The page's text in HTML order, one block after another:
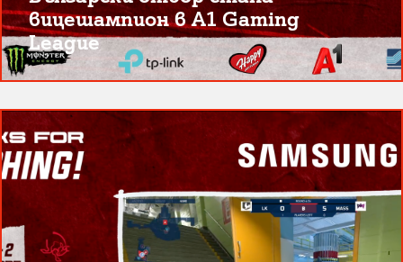
вицешампион в A1 Gaming
League